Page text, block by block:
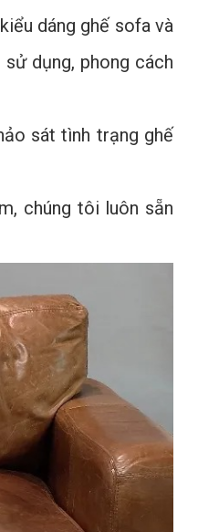
dáng ghế sofa và
dụng, phong cách
sát tình trạng ghế
chúng tôi luôn sẵn